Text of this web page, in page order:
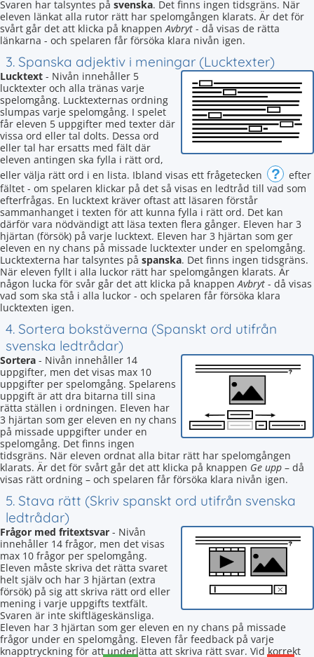
Svaren har talsyntes på svenska. Det finns ingen tidsgräns. När
eleven länkat alla rutor rätt har spelomgången klarats. Är det för
svårt går det att klicka på knappenAvbryt - då visas de rätta
länkarna - och spelaren får försöka klara nivån igen.
3. Spanska adjektiv i meningar (Lucktexter)
Lucktext - Nivån innehåller 5
lucktexter och alla tränas varje
spelomgång. Lucktexternas ordning
slumpas varje spelomgång. I spelet
får eleven 5 uppgifter med texter där
vissa ord eller tal dolts. Dessa ord
eller tal har ersatts med fält där
eleven antingen ska fylla i rätt ord,
eller välja rätt ord i en lista. Ibland visas ett frågetecken
?
efter
fältet - om spelaren klickar på det så visas en ledtråd till vad som
efterfrågas. En lucktext kräver oftast att läsaren förstår
sammanhanget i texten för att kunna fylla i rätt ord. Det kan
därför vara nödvändigt att läsa texten flera gånger. Eleven har 3
hjärtan (försök) på varje lucktext. Eleven har 3 hjärtan som ger
eleven en ny chans på missade lucktexter under en spelomgång.
Lucktexterna har talsyntes på spanska. Det finns ingen tidsgräns.
När eleven fyllt i alla luckor rätt har spelomgången klarats. Är
någon lucka för svår går det att klicka på knappenAvbryt - då visas
vad som ska stå i alla luckor - och spelaren får försöka klara
lucktexten igen.
4. Sortera bokstäverna (Spanskt ord utifrån
svenska ledtrådar)
Sortera - Nivån innehåller 14
uppgifter, men det visas max 10
uppgifter per spelomgång. Spelarens
uppgift är att dra bitarna till sina
rätta ställen i ordningen. Eleven har
3 hjärtan som ger eleven en ny chans
på missade uppgifter under en
spelomgång. Det finns ingen
tidsgräns. När eleven ordnat alla bitar rätt har spelomgången
klarats. Är det för svårt går det att klicka på knappen Ge upp – då
visas rätt ordning – och spelaren får försöka klara nivån igen.
5. Stava rätt (Skriv spanskt ord utifrån svenska
ledtrådar)
Frågor med fritextsvar - Nivån
innehåller 14 frågor, men det visas
max 10 frågor per spelomgång.
Eleven måste skriva det rätta svaret
helt själv och har 3 hjärtan (extra
försök) på sig att skriva rätt ord eller
mening i varje uppgifts textfält.
Svaren är inte skiftlägeskänsliga.
Eleven har 3 hjärtan som ger eleven en ny chans på missade
frågor under en spelomgång. Eleven får feedback på varje
knapptryckning för att underlätta att skriva rätt svar. Vid korrekt